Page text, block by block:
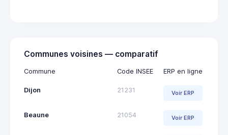
Communes voisines — comparatif
Commune Code INSEE ERP en ligne
Dijon 21231 Voir ERP
Beaune 21054 Voir ERP